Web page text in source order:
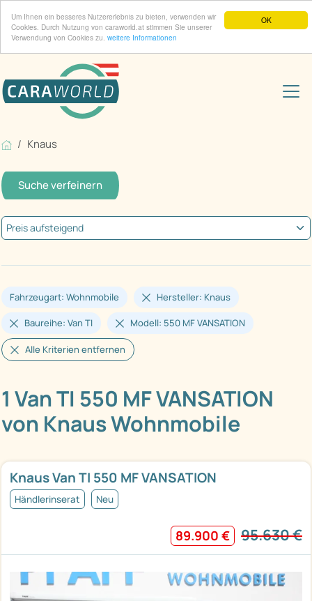
OK
Um Ihnen ein besseres Nutzererlebnis zu bieten, verwenden wir
Cookies. Durch Nutzung von caraworld.at stimmen Sie unserer
Verwendung von Cookies zu. weitere Informationen
Knaus
Suche verfeinern
Fahrzeugart: Wohnmobile Hersteller: Knaus
Baureihe: Van TI Modell: 550 MF VANSATION
Alle Kriterien entfernen
1 Van TI 550 MF VANSATION
von Knaus Wohnmobile
Knaus Van TI 550 MF VANSATION
Händlerinserat Neu
89.900 € 95.630 €